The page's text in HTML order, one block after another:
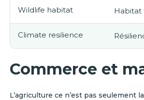
Wildlife habitat Habitat
Climate resilience
Commerce et
L’agriculture ce n’est pas seulement